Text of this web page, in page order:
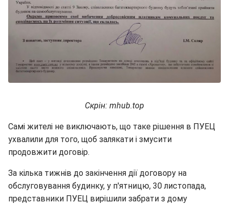
Скрін: mhub.top
Самі жителі не виключають, що таке рішення в ПУЕЦ
ухвалили для того, щоб залякати і змусити
продовжити договір.
За кілька тижнів до закінчення дії договору на
обслуговування будинку, у п'ятницю, 30 листопада,
представники ПУЕЦ вирішили забрати з дому